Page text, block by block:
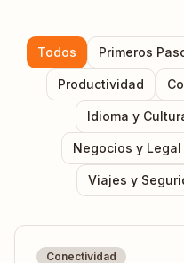
Todos Primeros
Productividad
Idioma y
Negocios y Legal
Viajes y
Conectividad